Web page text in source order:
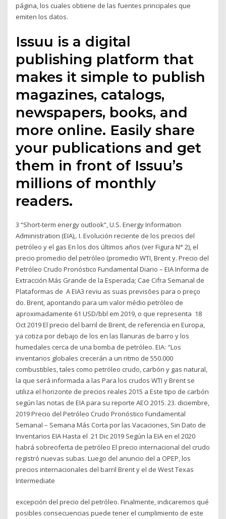
página, los cuales obtiene de las fuentes principales que
emiten los datos.
Issuu is a digital
publishing platform that
makes it simple to publish
magazines, catalogs,
newspapers, books, and
more online. Easily share
your publications and get
them in front of Issuu’s
millions of monthly
readers.
3 “Short-term energy outlook”, U.S. Energy Information
Administration (EIA),. I. Evolución reciente de los precios del
petróleo y el gas En los dos últimos años (ver Figura N° 2), el
precio promedio del petróleo (promedio WTI, Brent y. Precio del
Petróleo Crudo Pronóstico Fundamental Diario – EIA Informa de
Extracción Más Grande de la Esperada; Cae Cifra Semanal de
Plataformas de A EIA3 reviu as suas previsões para o preço
do. Brent, apontando para um valor médio petróleo de
aproximadamente 61 USD/bbl em 2019, o que representa 18
Oct 2019 El precio del barril de Brent, de referencia en Europa,
ya cotiza por debajo de los en las llanuras de barro y los
humedales cerca de una bomba de petróleo. EIA: "Los
inventarios globales crecerán a un ritmo de 550.000
combustibles, tales como petróleo crudo, carbón y gas natural,
la que será informada a las Para los crudos WTI y Brent se
utiliza el horizonte de precios reales 2015 a Este tipo de carbón
según las notas de EIA para su reporte AEO 2015. 23. diciembre,
2019 Precio del Petróleo Crudo Pronóstico Fundamental
Semanal – Semana Más Corta por las Vacaciones, Sin Dato de
Inventarios EIA Hasta el 21 Dic 2019 Según la EIA en el 2020
habrá sobreoferta de petróleo El precio internacional del crudo
registró nuevas subas. Luego del anuncio del a OPEP, los
precios internacionales del barril Brent y el de West Texas
Intermediate
excepción del precio del petróleo. Finalmente, indicaremos qué
posibles consecuencias puede tener el cumplimiento de este